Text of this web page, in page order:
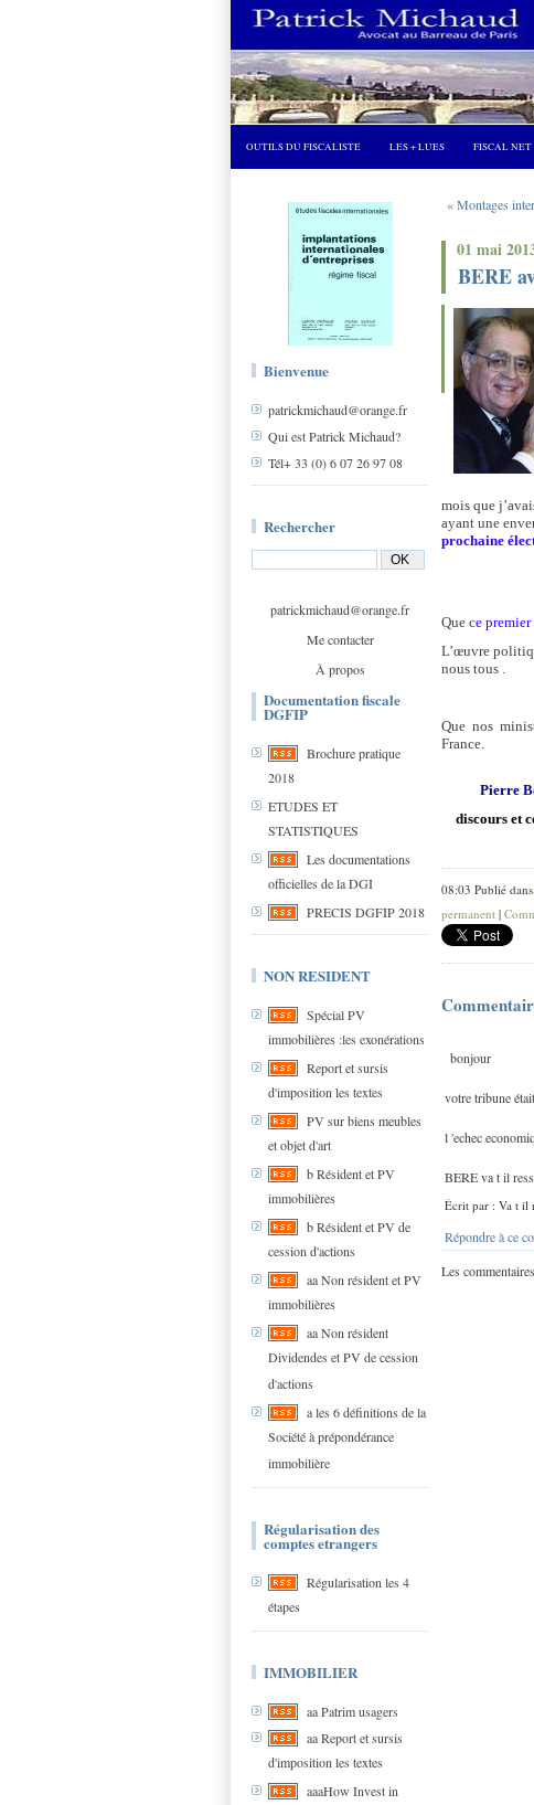
OUTILS DU FISCALISTE LES + LUES FISCAL NET
Bienvenue
patrickmichaud@orange.fr
Qui est Patrick Michaud?
Tél+ 33 (0) 6 07 26 97 08
Rechercher
patrickmichaud@orange.fr
Me contacter
À propos
Documentation fiscale
DGFIP
Brochure pratique
2018
ETUDES ET
STATISTIQUES
Les documentations
officielles de la DGI
PRECIS DGFIP 2018
NON RESIDENT
Spécial PV
immobilières :les exonérations
Report et sursis
d'imposition les textes
PV sur biens meubles
et objet d'art
b Résident et PV
immobilières
b Résident et PV de
cession d'actions
aa Non résident et PV
immobilières
aa Non résident
Dividendes et PV de cession
d'actions
a les 6 définitions de la
Société à prépondérance
immobilière
Régularisation des
comptes etrangers
Régularisation les 4
étapes
IMMOBILIER
aa Patrim usagers
aa Report et sursis
d'imposition les textes
aaaHow Invest in
« Montages
01 mai
BERE
mois que
ayant une
prochaine
Que ce
L’œuvre
nous tous .
Que nos
France.
Pierre
discours et
08:03 Publié dans
permanent |
bonjour
votre tribune
l 'echec
BERE va t il
Écrit par : Va t il
Répondre à ce
Les